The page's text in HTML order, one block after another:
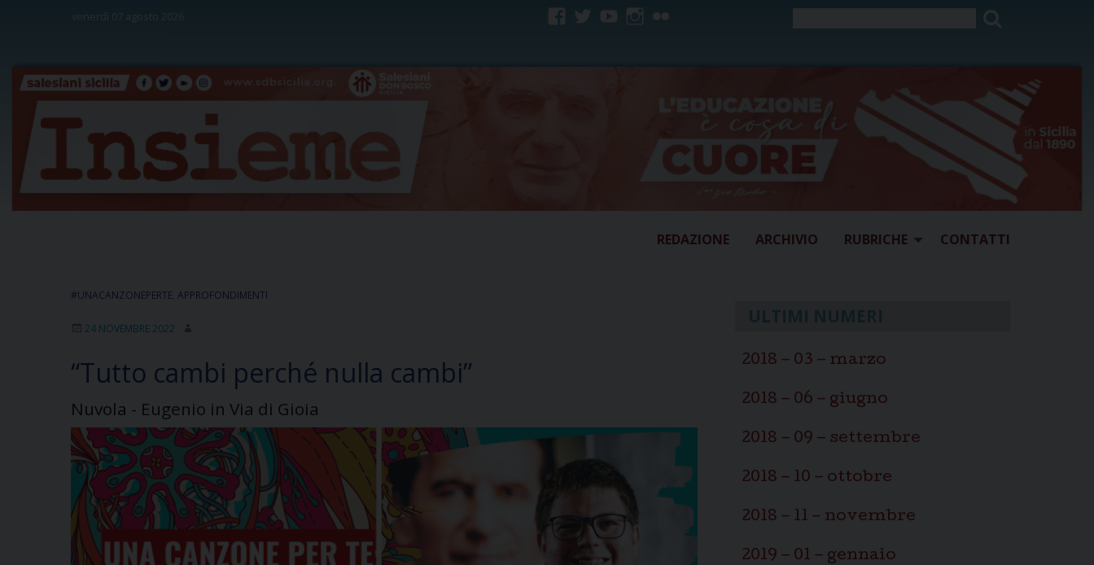
venerdì 07 agosto 2026
REDAZIONE ARCHIVIO RUBRICHE CONTATTI
#UNACANZONEPERTE APPROFONDIMENTI
24 NOVEMBRE 2022
“Tutto cambi perché nulla cambi”
Nuvola - Eugenio in Via di Gioia
2018 – 03 – marzo
2018 – 06 – giugno
2018 – 09 – settembre
2018 – 10 – ottobre
2018 – 11 – novembre
2019 – 01 – gennaio